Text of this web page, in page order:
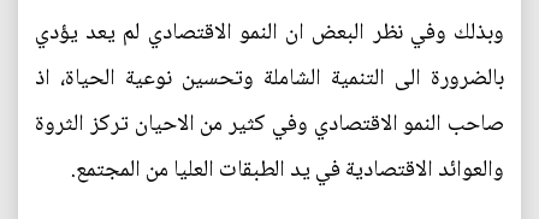
وبذلك وفي نظر البعض ان النمو الاقتصادي لم يعد يؤدي
بالضرورة الى التنمية الشاملة وتحسين نوعية الحياة، اذ
صاحب النمو الاقتصادي وفي كثير من الاحيان تركز الثروة
والعوائد الاقتصادية في يد الطبقات العليا من المجتمع.